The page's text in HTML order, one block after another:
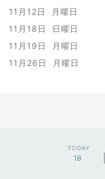
11月12日 月曜日
11月18日 日曜日
11月19日 月曜日
11月26日 月曜日
TODAY
18